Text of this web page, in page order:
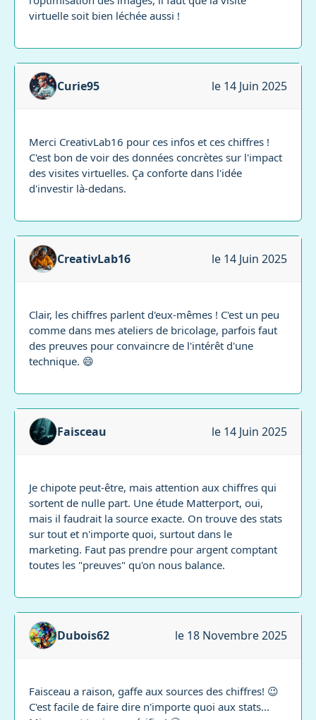
virtuelle soit bien léchée aussi !
Curie95 le 14 Juin 2025
Merci CreativLab16 pour ces infos et ces chiffres !
C'est bon de voir des données concrètes sur l'impact
des visites virtuelles. Ça conforte dans l'idée
d'investir là-dedans.
CreativLab16 le 14 Juin 2025
Clair, les chiffres parlent d'eux-mêmes ! C'est un peu
comme dans mes ateliers de bricolage, parfois faut
des preuves pour convaincre de l'intérêt d'une
technique. 😄
Faisceau le 14 Juin 2025
Je chipote peut-être, mais attention aux chiffres qui
sortent de nulle part. Une étude Matterport, oui,
mais il faudrait la source exacte. On trouve des stats
sur tout et n'importe quoi, surtout dans le
marketing. Faut pas prendre pour argent comptant
toutes les "preuves" qu'on nous balance.
Dubois62 le 18 Novembre 2025
Faisceau a raison, gaffe aux sources des chiffres! 😉
C'est facile de faire dire n'importe quoi aux stats...